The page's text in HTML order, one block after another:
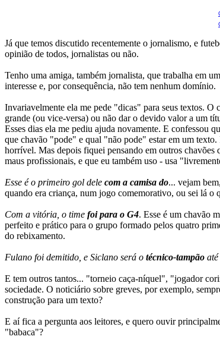
Já que temos discutido recentemente o jornalismo, e
opinião de todos, jornalistas ou não.
Tenho uma amiga, também jornalista, que trabalha em
interesse e, por consequência, não tem nenhum domínio.
Invariavelmente ela me pede "dicas" para seus textos.
grande (ou vice-versa) ou não dar o devido valor a um
Esses dias ela me pediu ajuda novamente. E confessou
que chavão "pode" e qual "não pode" estar em um
horrível. Mas depois fiquei pensando em outros chavões
maus profissionais, e que eu também uso - usa
Esse é o primeiro gol dele com a camisa do... vejam
quando era criança, num jogo comemorativo, ou sei lá o
Com a vitória, o time foi para o G4. Esse é um chavão
perfeito e prático para o grupo formado pelos quatro
do rebixamento.
Fulano foi demitido, e Siclano será o técnico-tampão
E tem outros tantos... "torneio caça-níquel", "jogador
sociedade. O noticiário sobre greves, por exemplo,
construção para um texto?
E aí fica a pergunta aos leitores, e quero ouvir
"babaca"?